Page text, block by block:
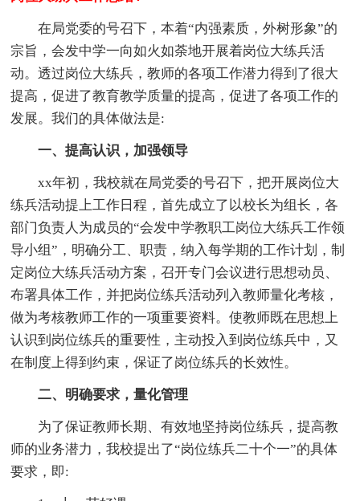
在局党委的号召下，本着“内强素质，外树形象”的
宗旨，会发中学一向如火如荼地开展着岗位大练兵活
动。透过岗位大练兵，教师的各项工作潜力得到了很大
提高，促进了教育教学质量的提高，促进了各项工作的
发展。我们的具体做法是:
一、提高认识，加强领导
xx年初，我校就在局党委的号召下，把开展岗位大
练兵活动提上工作日程，首先成立了以校长为组长，各
部门负责人为成员的“会发中学教职工岗位大练兵工作领
导小组”，明确分工、职责，纳入每学期的工作计划，制
定岗位大练兵活动方案，召开专门会议进行思想动员、
布署具体工作，并把岗位练兵活动列入教师量化考核，
做为考核教师工作的一项重要资料。使教师既在思想上
认识到岗位练兵的重要性，主动投入到岗位练兵中，又
在制度上得到约束，保证了岗位练兵的长效性。
二、明确要求，量化管理
为了保证教师长期、有效地坚持岗位练兵，提高教
师的业务潜力，我校提出了“岗位练兵二十个一”的具体
要求，即: